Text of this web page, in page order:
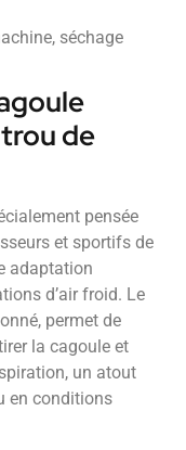
séchage
de
pensée
et sportifs de
adaptation
d’air froid. Le
permet de
la cagoule et
un atout
en conditions